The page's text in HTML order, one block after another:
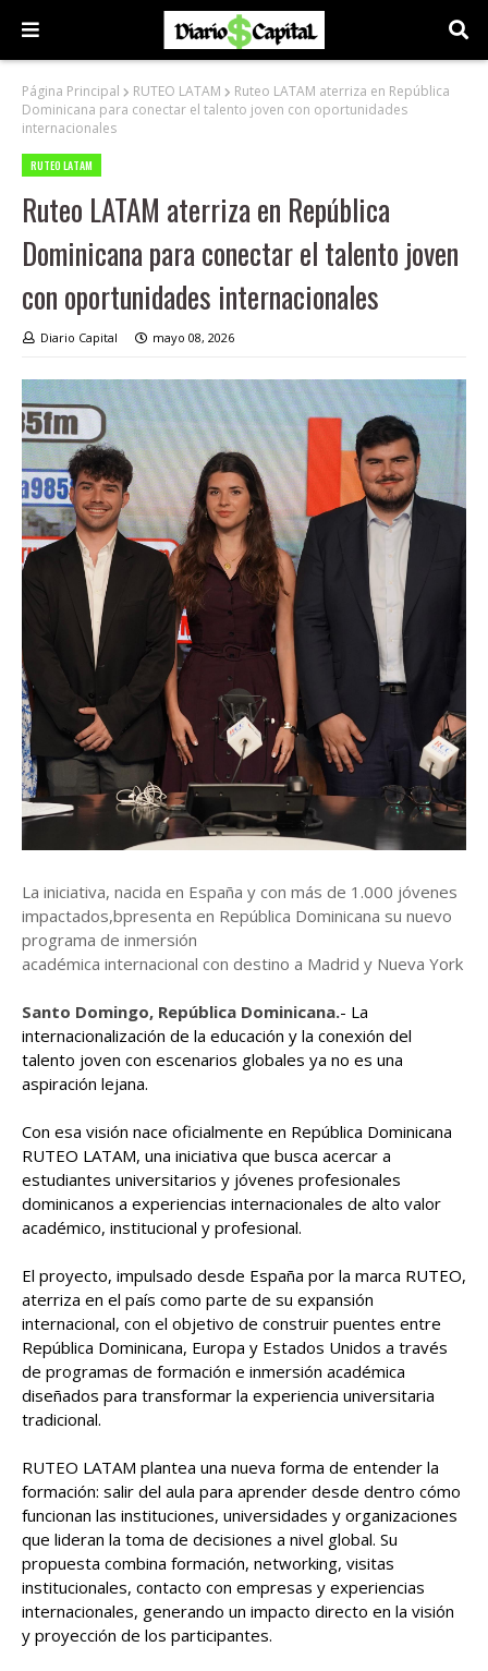
Página Principal RUTEO LATAM
Ruteo LATAM aterriza en República
Dominicana para conectar el talento joven con oportunidades
internacionales
RUTEO LATAM
Ruteo LATAM aterriza en República
Dominicana para conectar el talento joven
con oportunidades internacionales
Diario Capital mayo 08, 2026
La iniciativa, nacida en España y con más de 1.000 jóvenes
impactados,bpresenta en República Dominicana su nuevo
programa de inmersión
académica internacional con destino a Madrid y Nueva York
Santo Domingo, República Dominicana.- La
internacionalización de la educación y la conexión del
talento joven con escenarios globales ya no es una
aspiración lejana.
Con esa visión nace oficialmente en República Dominicana
RUTEO LATAM, una iniciativa que busca acercar a
estudiantes universitarios y jóvenes profesionales
dominicanos a experiencias internacionales de alto valor
académico, institucional y profesional.
El proyecto, impulsado desde España por la marca RUTEO,
aterriza en el país como parte de su expansión
internacional, con el objetivo de construir puentes entre
República Dominicana, Europa y Estados Unidos a través
de programas de formación e inmersión académica
diseñados para transformar la experiencia universitaria
tradicional.
RUTEO LATAM plantea una nueva forma de entender la
formación: salir del aula para aprender desde dentro cómo
funcionan las instituciones, universidades y organizaciones
que lideran la toma de decisiones a nivel global. Su
propuesta combina formación, networking, visitas
institucionales, contacto con empresas y experiencias
internacionales, generando un impacto directo en la visión
y proyección de los participantes.